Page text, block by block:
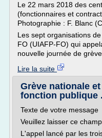
Le 22 mars 2018 des
(fonctionnaires et
Photographie : F. Blanc
Les sept organisations
FO (UIAFP-FO) qui
nouvelle journée de
Lire la suite
Grève nationale
fonction publique
Texte de votre message
Veuillez laisser ce
L'appel lancé par les